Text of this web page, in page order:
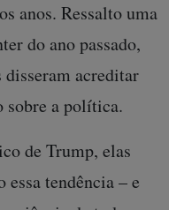
anos. Ressalto uma
do ano passado,
acreditar
sobre a política.
de Trump, elas
essa tendência – e